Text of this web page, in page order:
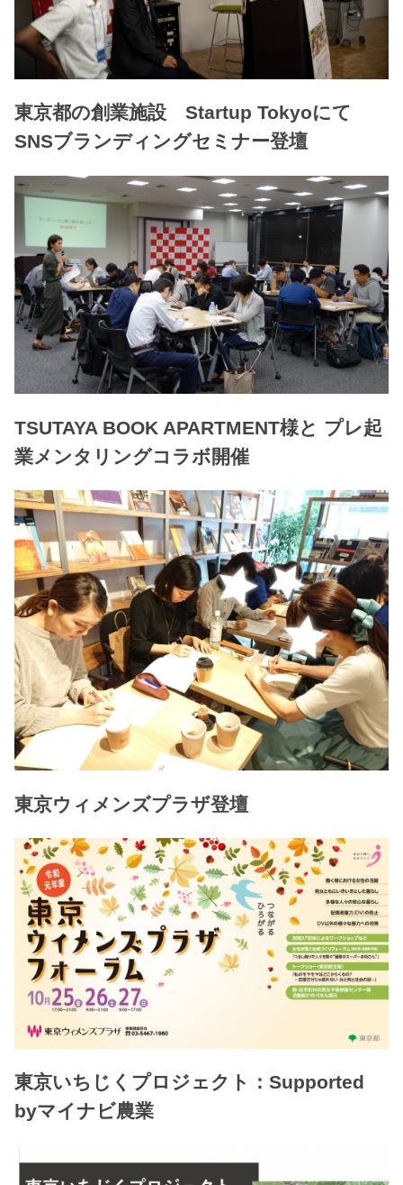
東京都の創業施設 Startup Tokyoにて
SNSブランディングセミナー登壇
TSUTAYA BOOK APARTMENT様と プレ起
業メンタリングコラボ開催
東京ウィメンズプラザ登壇
東京いちじくプロジェクト：Supported
byマイナビ農業